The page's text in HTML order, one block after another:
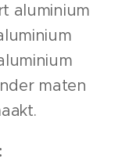
aluminium
maten